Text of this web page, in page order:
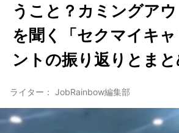
うこと？カミングア
を聞く「セクマイキ
ントの振り返りとま
ライター： JobRainbow編集部